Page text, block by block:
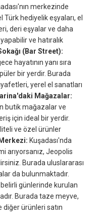
merkezinde
hediyelik eşyaları, el
deri eşyalar ve daha
ve hatıralık
(Bar Street):
hayatının yanı sıra
bir yerdir. Burada
yerel el sanatları
Mağazalar:
butik mağazalar ve
için ideal bir yerdir.
ve özel ürünler
Kuşadası'nda
arıyorsanız, Jeopolis
Burada uluslararası
da bulunmaktadır.
günlerinde kurulan
Burada taze meyve,
ürünleri satın